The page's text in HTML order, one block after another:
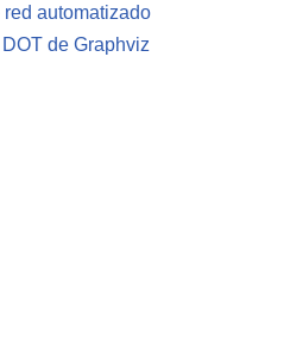
automatizado
de Graphviz